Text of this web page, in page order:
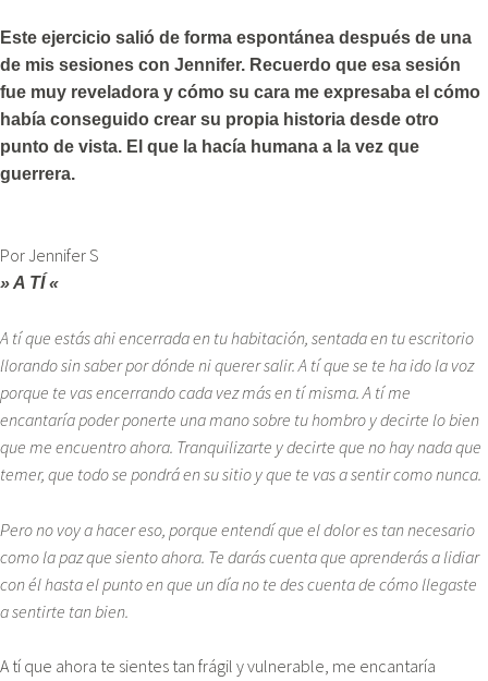
Este ejercicio salió de forma espontánea después de una
de mis sesiones con Jennifer. Recuerdo que esa sesión
fue muy reveladora y cómo su cara me expresaba el cómo
había conseguido crear su propia historia desde otro
punto de vista. El que la hacía humana a la vez que
guerrera.
Por Jennifer S
» A TÍ «
A tí que estás ahi encerrada en tu habitación, sentada en tu escritorio
llorando sin saber por dónde ni querer salir. A tí que se te ha ido la voz
porque te vas encerrando cada vez más en tí misma. A tí me
encantaría poder ponerte una mano sobre tu hombro y decirte lo bien
que me encuentro ahora. Tranquilizarte y decirte que no hay nada que
temer, que todo se pondrá en su sitio y que te vas a sentir como nunca.
Pero no voy a hacer eso, porque entendí que el dolor es tan necesario
como la paz que siento ahora. Te darás cuenta que aprenderás a lidiar
con él hasta el punto en que un día no te des cuenta de cómo llegaste
a sentirte tan bien.
A tí que ahora te sientes tan frágil y vulnerable, me encantaría